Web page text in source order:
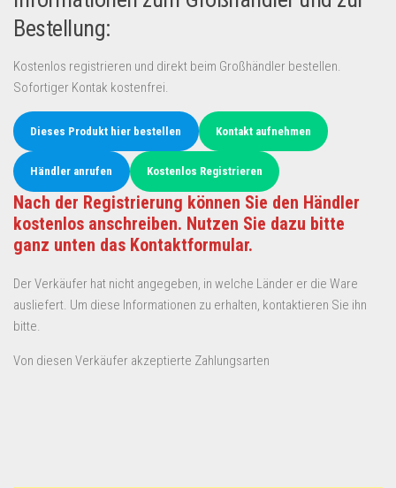
Bestellung:
Kostenlos registrieren und direkt beim Großhändler bestellen.
Sofortiger Kontak kostenfrei.
Dieses Produkt hier bestellen Kontakt aufnehmen
Händler anrufen Kostenlos Registrieren
Nach der Registrierung können Sie den Händler
kostenlos anschreiben. Nutzen Sie dazu bitte
ganz unten das Kontaktformular.
Der Verkäufer hat nicht angegeben, in welche Länder er die Ware
ausliefert. Um diese Informationen zu erhalten, kontaktieren Sie ihn
bitte.
Von diesen Verkäufer akzeptierte Zahlungsarten